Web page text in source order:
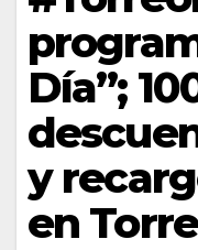
Día”;
y
en